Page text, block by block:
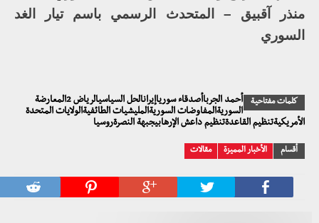
منذر آقبيق – المتحدث الرسمي باسم تيار الغد
السوري
كلمات مفتاحية
أحمد الجرباأصدقاء سورياإيرانالحل السياسيالرياض 2المعارضة
السوريةالمفاوضات السوريةالمليشيات الطائفيةالولايات المتحدة
الأمريكيةتنظيم القاعدةتنظيم داعش الإرهابيجبهة النصرةروسيا
أقسام الأخبار المميزة مقالات